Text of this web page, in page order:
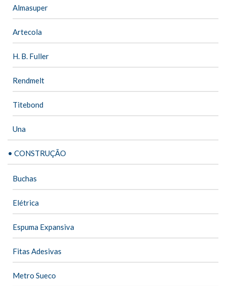
Almasuper
Artecola
H. B. Fuller
Rendmelt
Titebond
Una
• CONSTRUÇÃO
Buchas
Elétrica
Espuma Expansiva
Fitas Adesivas
Metro Sueco